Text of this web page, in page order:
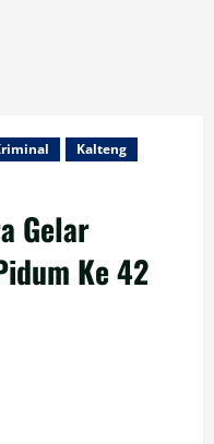
Kalteng
Gelar
Ke 42